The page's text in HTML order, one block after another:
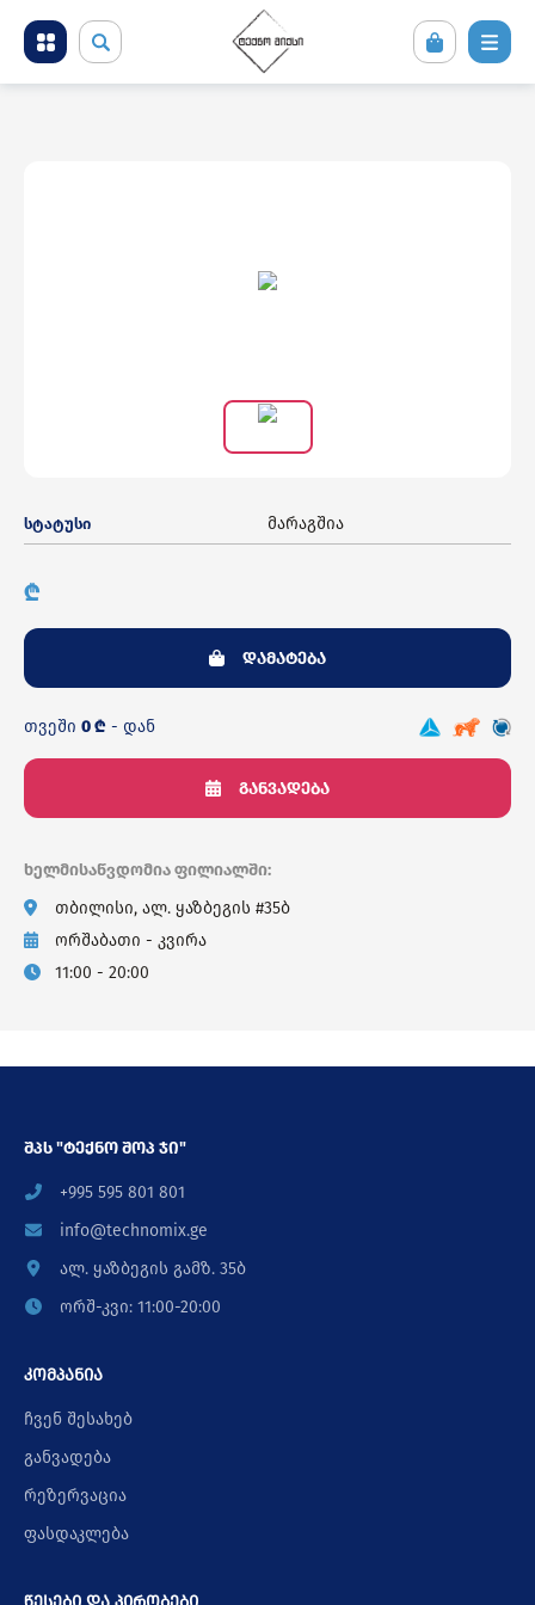
მობილური ტელეფონები და აქსესუარები
სტატუსი მარაგშია
₾
დამატება
თვეში 0 ₾ - დან
განვადება
ხელმისაწვდომია ფილიალში:
თბილისი, ალ. ყაზბეგის #35ბ
ორშაბათი - კვირა
11:00 - 20:00
შპს "ტექნო შოპ ჯი"
+995 595 801 801
info@technomix.ge
ალ. ყაზბეგის გამზ. 35ბ
ორშ-კვი: 11:00-20:00
კომპანია
ჩვენ შესახებ
განვადება
რეზერვაცია
ფასდაკლება